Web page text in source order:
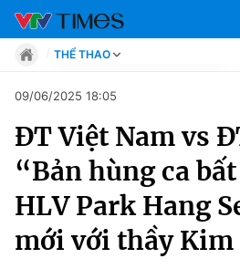
Chuyên mục
Tin tức
Move
THỂ THAO
Move
Phong cách
Chân dung
Sự kiện
Bóng đá
Thể thao điện tử
Các môn khác
09/06/2025 18:05
ĐT Việt Nam vs
“Bản hùng ca
HLV Park Hang
mới với thầy Kim